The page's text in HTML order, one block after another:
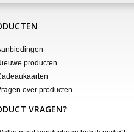
producten
over producten
VRAGEN?